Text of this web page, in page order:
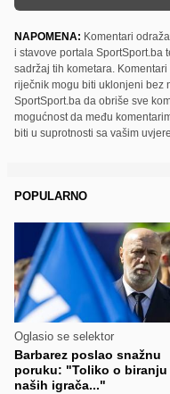
NAPOMENA: Komentari
i stavove portala SportSport.ba
sadržaj tih kometara.
riječnik mogu biti uklonjeni bez
SportSport.ba da obriše sve
mogućnost da među
biti u suprotnosti sa vašim
POPULARNO
Oglasio se selektor
Barbarez poslao snažnu
poruku: "Toliko o biranju
naših igrača..."